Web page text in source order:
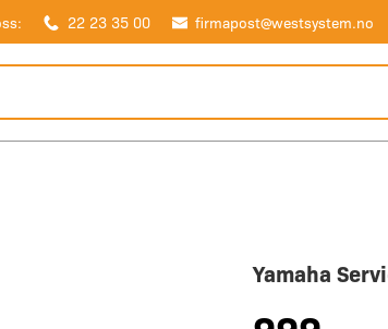
22 23 35 00 firmapost@westsystem.no
Yamaha